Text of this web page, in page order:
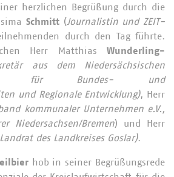
herzlichen Begrüßung durch die
Schmitt (Journalistin und ZEIT-
durch den Tag führte.
Herr Matthias Wunderling-
aus dem Niedersächsischen
für Bundes- und
und Regionale Entwicklung), Herr
kommunaler Unternehmen e.V.,
Niedersachsen/Bremen) und Herr
des Landkreises Goslar).
hob in seiner Begrüßungsrede